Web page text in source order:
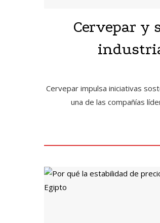
Cervepar y
Cervepar impulsa iniciativas
una de las compañías